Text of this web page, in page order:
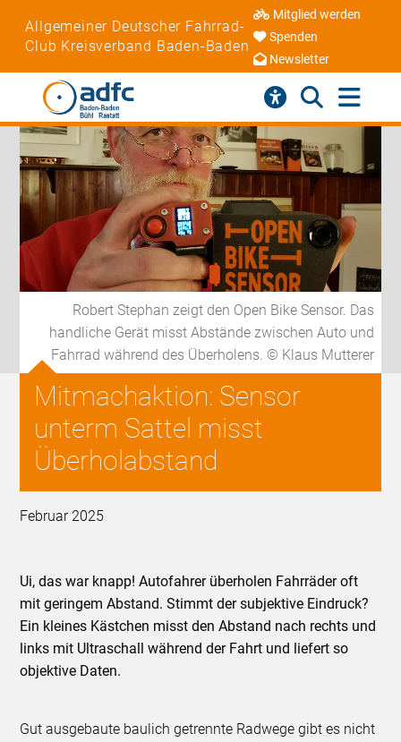
Allgemeiner Deutscher Fahrrad-
Club Kreisverband Baden-Baden
Mitglied werden
Spenden
Newsletter
Robert Stephan zeigt den Open Bike Sensor. Das
handliche Gerät misst Abstände zwischen Auto und
Fahrrad während des Überholens. © Klaus Mutterer
Mitmachaktion: Sensor
unterm Sattel misst
Überholabstand
Februar 2025
Ui, das war knapp! Autofahrer überholen Fahrräder oft
mit geringem Abstand. Stimmt der subjektive Eindruck?
Ein kleines Kästchen misst den Abstand nach rechts und
links mit Ultraschall während der Fahrt und liefert so
objektive Daten.
Gut ausgebaute baulich getrennte Radwege gibt es nicht